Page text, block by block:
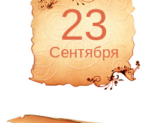
23
Сентября